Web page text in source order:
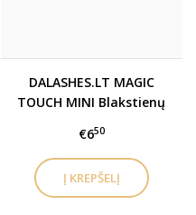
DALASHES.LT MAGIC
TOUCH MINI Blakstienų
užbaigimo gelis (Nr.3)
€650